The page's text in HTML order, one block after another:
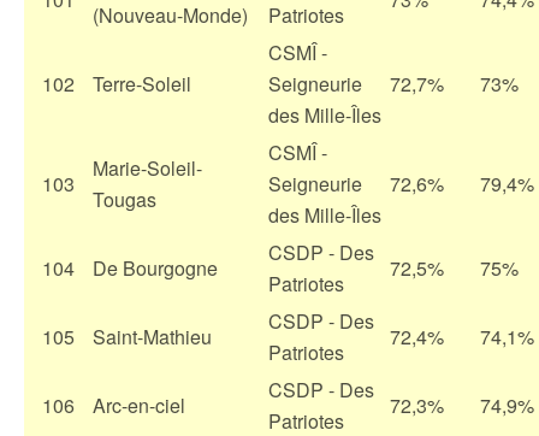
(Nouveau-Monde) Patriotes
102 Terre-Soleil
CSMÎ -
Seigneurie
des Mille-Îles
72,7% 73%
103
Marie-Soleil-
Tougas
CSMÎ -
Seigneurie
des Mille-Îles
72,6% 79,4%
104 De Bourgogne
CSDP - Des
Patriotes
72,5% 75%
105 Saint-Mathieu
CSDP - Des
Patriotes
72,4% 74,1%
106 Arc-en-ciel
CSDP - Des
Patriotes
72,3% 74,9%